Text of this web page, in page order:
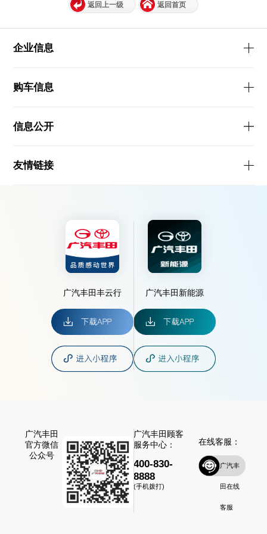
返回上一级 返回首页
企业信息
购车信息
信息公开
友情链接
广汽丰田丰云行 广汽丰田新能源
广汽丰田
官方微信
公众号
广汽丰田顾客
服务中心：
400-830-
8888
(手机拨打)
在线客服：
广汽丰
田在线
客服